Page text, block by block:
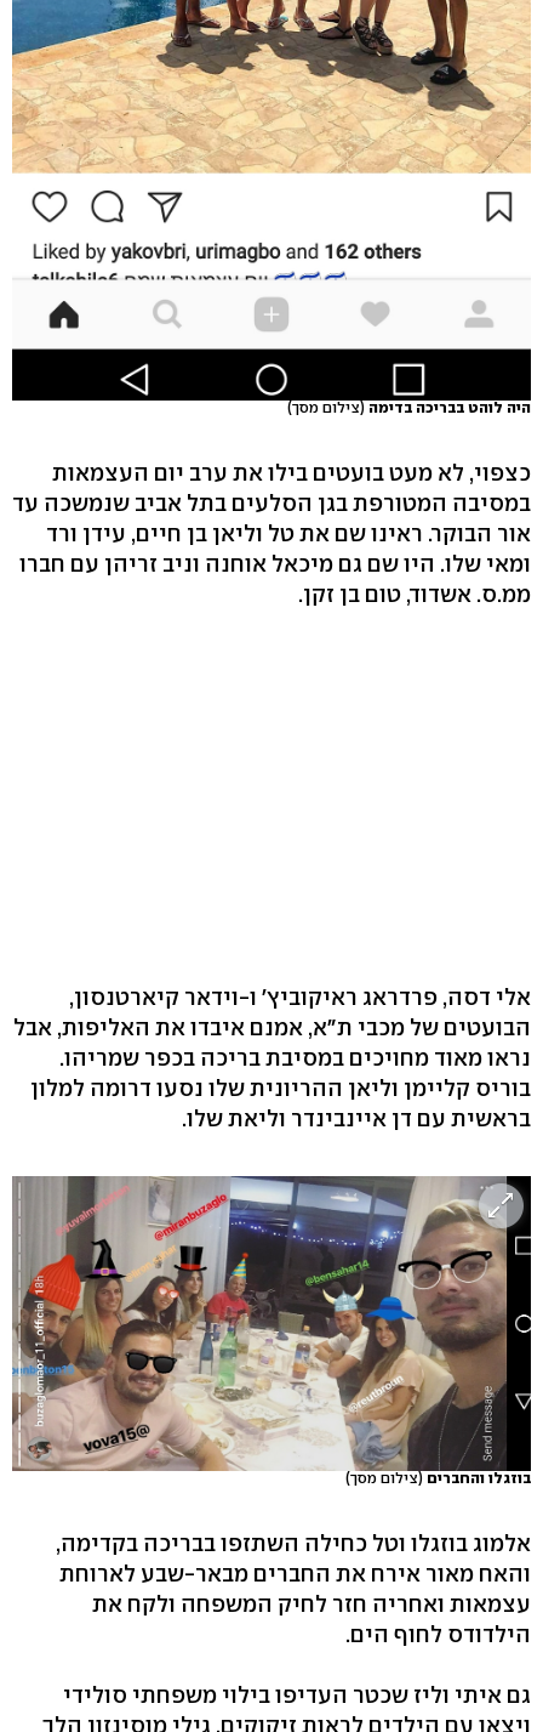
היה לוהט בבריכה בדימה(צילום מסך)
כצפוי, לא מעט בועטים בילו את ערב יום העצמאות
במסיבה המטורפת בגן הסלעים בתל אביב שנמשכה עד
אור הבוקר. ראינו שם את טל וליאן בן חיים, עידן ורד
ומאי שלו. היו שם גם מיכאל אוחנה וניב זריהן עם חברו
ממ.ס. אשדוד, טום בן זקן.
אלי דסה, פרדראג ראיקוביץ' ו-וידאר קיארטנסון,
הבועטים של מכבי ת"א, אמנם איבדו את האליפות, אבל
נראו מאוד מחויכים במסיבת בריכה בכפר שמריהו.
בוריס קליימן וליאן ההריונית שלו נסעו דרומה למלון
בראשית עם דן איינבינדר וליאת שלו.
בוזגלו והחברים (צילום מסך)
אלמוג בוזגלו וטל כחילה השתזפו בבריכה בקדימה,
והאח מאור אירח את החברים מבאר-שבע לארוחת
עצמאות ואחריה חזר לחיק המשפחה ולקח את
הילדודס לחוף הים.
גם איתי וליז שכטר העדיפו בילוי משפחתי סולידי
ויצאו עם הילדים לראות זיקוקים. גילי מוסינזון הלך